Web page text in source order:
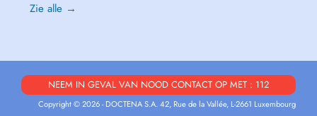
Zie alle →
NEEM IN GEVAL VAN NOOD CONTACT OP MET : 112
Copyright © 2026 - DOCTENA S.A. 42, Rue de la Vallée, L-2661 Luxembourg